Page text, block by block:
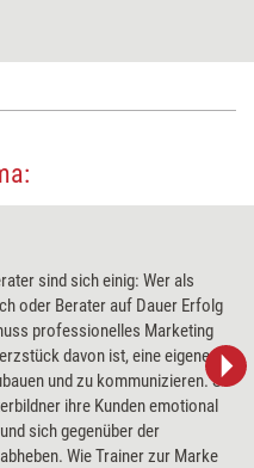
sind sich einig: Wer als
oder Berater auf Dauer Erfolg
professionelles Marketing
davon ist, eine eigene
und zu kommunizieren. So
ihre Kunden emotional
sich gegenüber der
Wie Trainer zur Marke